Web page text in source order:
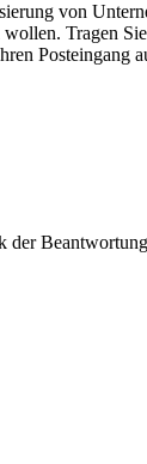
von
Tragen
Posteingang